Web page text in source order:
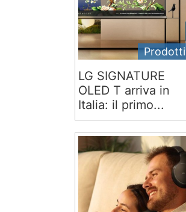
Prodotti
LG SIGNATURE
OLED T arriva in
Italia: il primo...